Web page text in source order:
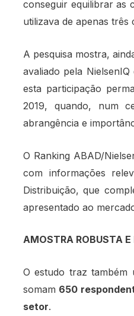
conseguir equilibrar as
utilizava de apenas três
A pesquisa mostra,
avaliado pela
esta participação
2019, quando, num
abrangência e
O Ranking ABAD/
com informações
Distribuição, que
apresentado ao
AMOSTRA ROBUSTA E
O estudo traz também
somam 650
setor.